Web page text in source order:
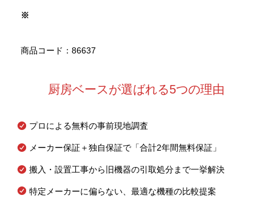
※
商品コード：86637
厨房ベースが選ばれる5つの理由
プロによる無料の事前現地調査
メーカー保証＋独自保証で「合計2年間無料保証」
搬入・設置工事から旧機器の引取処分まで一挙解決
特定メーカーに偏らない、最適な機種の比較提案